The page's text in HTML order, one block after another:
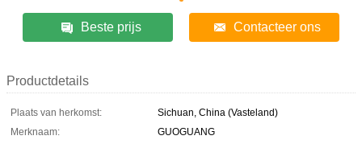
Beste prijs Contacteer ons
Productdetails
Plaats van herkomst:
Sichuan, China (Vasteland)
Merknaam:
GUOGUANG